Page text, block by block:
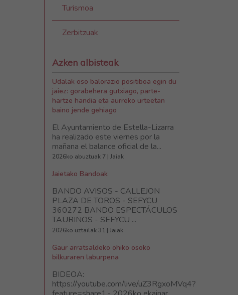
Turismoa
Zerbitzuak
Azken albisteak
Udalak oso balorazio positiboa egin du
jaiez: gorabehera gutxiago, parte-
hartze handia eta aurreko urteetan
baino jende gehiago
El Ayuntamiento de Estella-Lizarra
ha realizado este viernes por la
mañana el balance oficial de la...
2026ko abuztuak 7 | Jaiak
Jaietako Bandoak
BANDO AVISOS - CALLEJON
PLAZA DE TOROS - SEFYCU
360272 BANDO ESPECTÁCULOS
TAURINOS - SEFYCU ...
2026ko uztailak 31 | Jaiak
Gaur arratsaldeko ohiko osoko
bilkuraren laburpena
BIDEOA:
https://youtube.com/live/uZ3RgxoMVq4?